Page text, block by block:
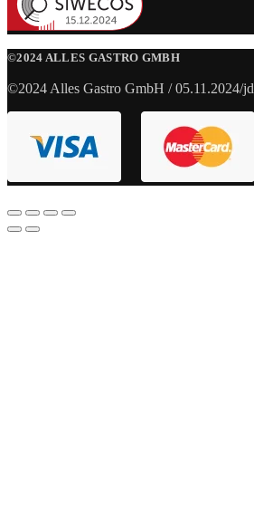
©2024 ALLES GASTRO GMBH
©2024 Alles Gastro GmbH / 05.11.2024/jd